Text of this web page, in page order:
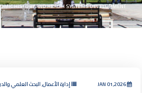
HISTORY AND HEALTH SYSTEMS DEVELOPMENT
JAN 01,2026 إدارة الأعمال, البحث العلمي